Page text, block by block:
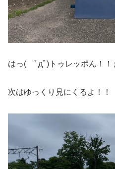
はっ( ﾟдﾟ)トゥレッポん！！
次はゆっくり見にくるよ！！